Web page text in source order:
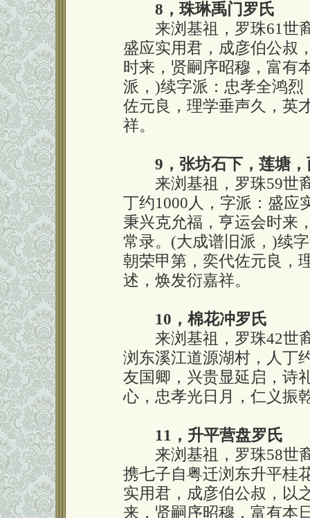
8，珠琳禹门罗氏
来浏基祖，罗珠61世裔
盛应实用君，成彦伯公叔
时来，贤嗣序昭穆，富有
派，)续字派：忠孝全鸿
佐元良，理学垂声久，英
祥。
9，张坊石下，莲塘
来浏基祖，罗珠59世裔
丁约1000人，字派：盛应
秉兴克允福，亨运会时来
常录。(大成谱旧派，)续
朝荣甲第，奕代佐元良，
述，焕发衍嘉祥。
10，棉花冲罗氏
来浏基祖，罗珠42世裔
浏东溪江道源湖村，人丁
友国卿，兴贵显延启，诗
心，忠孝光日月，仁义振
11，升平营盘罗氏
来浏基祖，罗珠58世裔
携七子自粤迁浏东升平桂
实用君，成彦伯公叔，以
来，贤嗣序昭穆，富有本